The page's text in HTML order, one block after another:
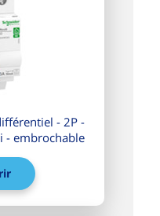
- 2P -
- embrochable